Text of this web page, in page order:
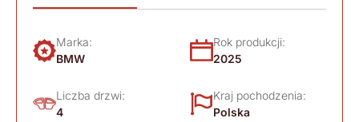
Marka:
BMW
Rok produkcji:
2025
Liczba drzwi:
4
Kraj pochodzenia:
Polska